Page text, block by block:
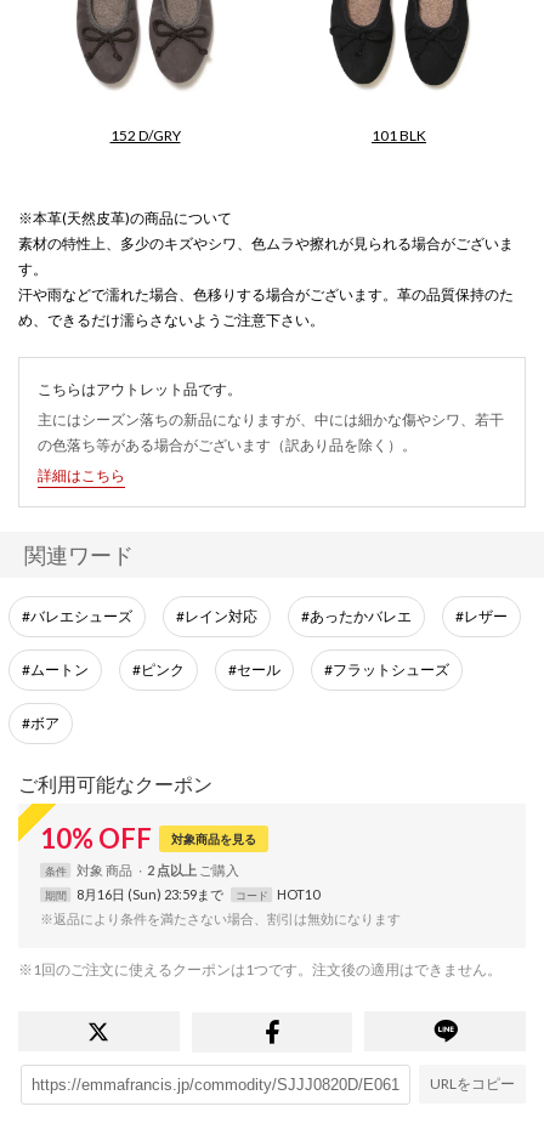
152 D/GRY 101 BLK
※本革(天然皮革)の商品について
素材の特性上、多少のキズやシワ、色ムラや擦れが見られる場合がございま
す。
汗や雨などで濡れた場合、色移りする場合がございます。革の品質保持のた
め、できるだけ濡らさないようご注意下さい。
こちらはアウトレット品です。
主にはシーズン落ちの新品になりますが、中には細かな傷やシワ、若干
の色落ち等がある場合がございます（訳あり品を除く）。
詳細はこちら
関連ワード
#バレエシューズ #レイン対応 #あったかバレエ #レザー
#ムートン #ピンク #セール #フラットシューズ
#ボア
ご利用可能なクーポン
10% OFF 対象商品を見る
条件 対象 商品 2 点以上
期間 8月16日 (Sun) 23:59まで コード
HOT10
※返品により条件を満たさない場合、割引は無効になります
※1回のご注文に使えるクーポンは1つです。注文後の適用はできません。
URLをコピー